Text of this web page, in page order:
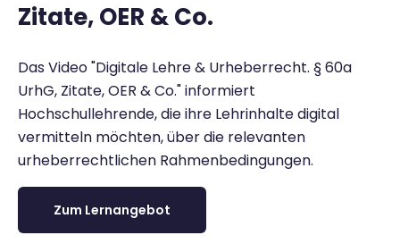
Zitate, OER & Co.
Das Video "Digitale Lehre & Urheberrecht. § 60a
UrhG, Zitate, OER & Co." informiert
Hochschullehrende, die ihre Lehrinhalte digital
vermitteln möchten, über die relevanten
urheberrechtlichen Rahmenbedingungen.
Zum Lernangebot